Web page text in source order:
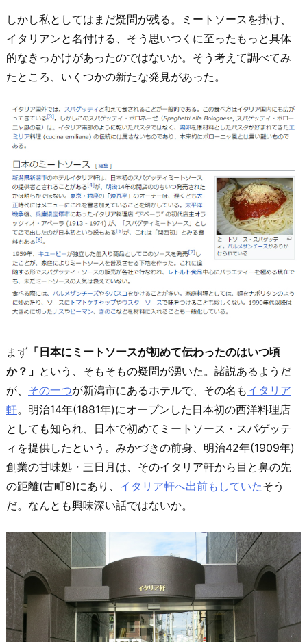
しかし私としてはまだ疑問が残る。ミートソースを掛け、
イタリアンと名付ける、そう思いつくに至ったもっと具体
的なきっかけがあったのではないか。そう考えて調べてみ
たところ、いくつかの新たな発見があった。
まず 「日本にミートソースが初めて伝わったのはいつ頃
か？」 という、そもそもの疑問が湧いた。諸説あるようだ
が、 その一つが新潟市にあるホテルで、その名もイタリア
軒。明治14年(1881年)にオープンした日本初の西洋料理店
としても知られ、日本で初めてミートソース・スパゲッテ
ィを提供したという。みかづきの前身、明治42年(1909年)
創業の甘味処・三日月は、そのイタリア軒から目と鼻の先
の距離(古町8)にあり、 イタリア軒へ出前もしていたそう
だ。なんとも興味深い話ではないか。